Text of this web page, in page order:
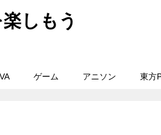
しもう
ゲーム アニソン 東方